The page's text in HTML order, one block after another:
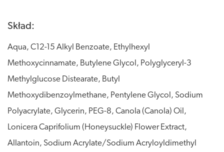
Skład:
Aqua, C12-15 Alkyl Benzoate, Ethylhexyl
Methoxycinnamate, Butylene Glycol, Polyglyceryl-3
Methylglucose Distearate, Butyl
Methoxydibenzoylmethane, Pentylene Glycol, Sodium
Polyacrylate, Glycerin, PEG-8, Canola (Canola) Oil,
Lonicera Caprifolium (Honeysuckle) Flower Extract,
Allantoin, Sodium Acrylate/Sodium Acryloyldimethyl